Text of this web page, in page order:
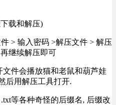
载和解压)
> 输入密码 >解压文件 > 解压
继续解压即可
文件会播放猫和老鼠和葫芦娃
后用解压工具打开.
等各种奇怪的后缀名, 后缀改